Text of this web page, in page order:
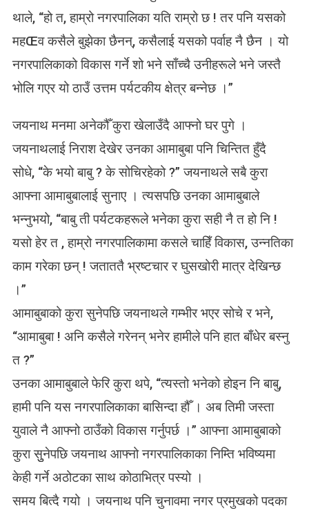
थाले, “हो त, हाम्रो नगरपालिका यति राम्रो छ ! तर पनि यसको
महŒव कसैले बुझेका छैनन्, कसैलाई यसको पर्वाह नै छैन । यो
नगरपालिकाको विकास गर्ने शो भने साँच्चै उनीहरूले भने जस्तै
भोलि गएर यो ठाउँ उत्तम पर्यटकीय क्षेत्र बन्नेछ ।”
जयनाथ मनमा अनेकौँ कुरा खेलाउँदै आफ्नो घर पुगे ।
जयनाथलाई निराश देखेर उनका आमाबुबा पनि चिन्तित हुँदै
सोधे, “के भयो बाबु ? के सोचिरहेको ?” जयनाथले सबै कुरा
आफ्ना आमाबुबालाई सुनाए । त्यसपछि उनका आमाबुबाले
भन्नुभयो, “बाबु ती पर्यटकहरूले भनेका कुरा सही नै त हो नि !
यसो हेर त , हाम्रो नगरपालिकामा कसले चाहिँ विकास, उन्नतिका
काम गरेका छन् ! जताततै भ्रष्टचार र घुसखोरी मात्र देखिन्छ
।”
आमाबुबाको कुरा सुनेपछि जयनाथले गम्भीर भएर सोचे र भने,
“आमाबुबा ! अनि कसैले गरेनन् भनेर हामीले पनि हात बाँधेर बस्नु
त ?”
उनका आमाबुबाले फेरि कुरा थपे, “त्यस्तो भनेको होइन नि बाबु,
हामी पनि यस नगरपालिकाका बासिन्दा हौँ । अब तिमी जस्ता
युवाले नै आफ्नो ठाउँको विकास गर्नुपर्छ ।” आफ्ना आमाबुबाको
कुरा सुुनेपछि जयनाथ आफ्नो नगरपालिकाका निम्ति भविष्यमा
केही गर्ने अठोटका साथ कोठाभित्र पस्यो ।
समय बित्दै गयो । जयनाथ पनि चुनावमा नगर प्रमुखको पदका